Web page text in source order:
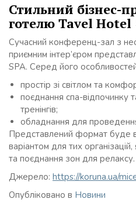
Стильний бізнес-
готелю Tavel Hotel
Сучасний конференц-зал з
приємним інтер’єром
SPA. Серед його
простір зі світлом та
поєднання спа-відпочинку
тренінгів;
обладнання для
Представлений формат буде
варіантом для тих
та поєднання зон для релаксу.
Джерело: https://koruna.ua/
Опубліковано в Новини